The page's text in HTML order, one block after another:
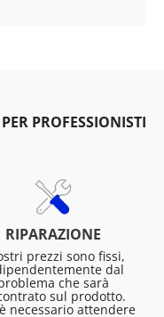
PER PROFESSIONISTI
RIPARAZIONE
prezzi sono fissi,
dal
che sarà
sul prodotto.
necessario attendere